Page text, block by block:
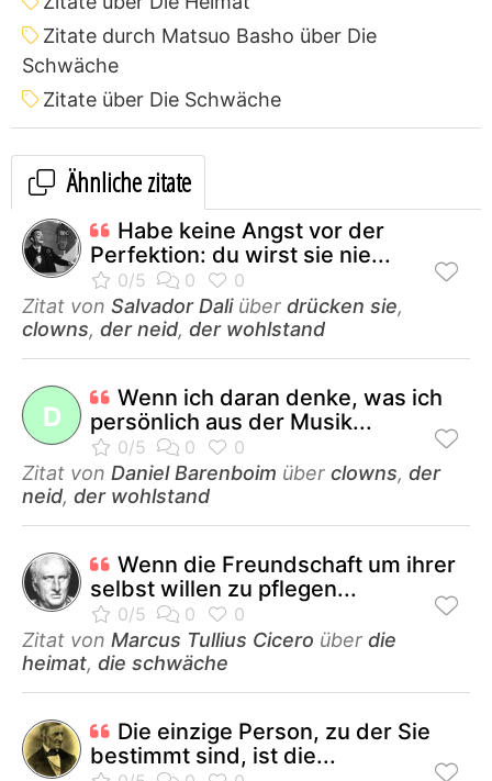
Zitate durch Matsuo Basho über Die
Schwäche
Zitate über Die Schwäche
Ähnliche zitate
Habe keine Angst vor der
Perfektion: du wirst sie nie...
Zitat von Salvador Daliüber drücken sie,
clowns, der neid, der wohlstand
D
Wenn ich daran denke, was ich
persönlich aus der Musik...
Zitat von Daniel Barenboim über clowns, der
neid, der wohlstand
Wenn die Freundschaft um ihrer
selbst willen zu pflegen...
Zitat von Marcus Tullius Cicero über die
heimat, die schwäche
Die einzige Person, zu der Sie
bestimmt sind, ist die...